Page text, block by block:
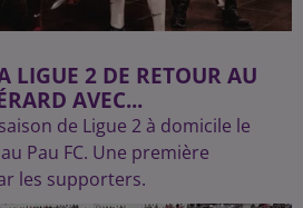
LIGUE 2 DE RETOUR AU
AVEC...
de Ligue 2 à domicile le
Pau FC. Une première
les supporters.